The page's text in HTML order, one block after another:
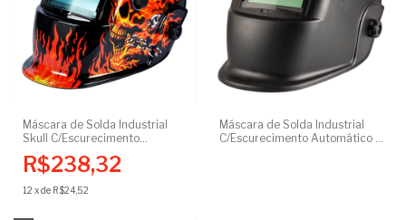
Máscara de Solda Industrial
Skull C/Escurecimento
Automático - Visão True Color
R$238,32
12 xde R$24,52
Máscara de Solda Industrial
C/Escurecimento Automático -